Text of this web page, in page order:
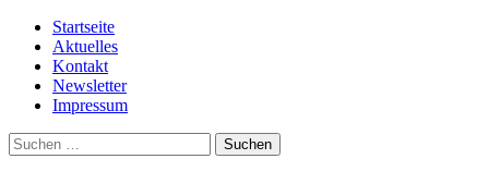
Startseite
Aktuelles
Kontakt
Newsletter
Impressum
Suchen
nach: